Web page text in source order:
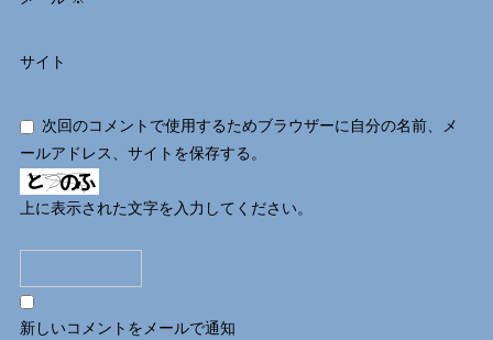
サイト
次回のコメントで使用するためブラウザーに自分の名前、メ
ールアドレス、サイトを保存する。
上に表示された文字を入力してください。
新しいコメントをメールで通知